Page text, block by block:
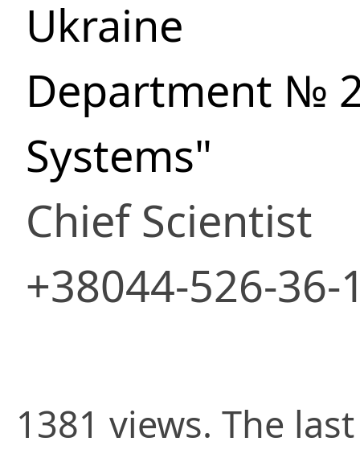
Ukraine
Department №
Systems"
Chief Scientist
+38044-526-36-
1381 views. The